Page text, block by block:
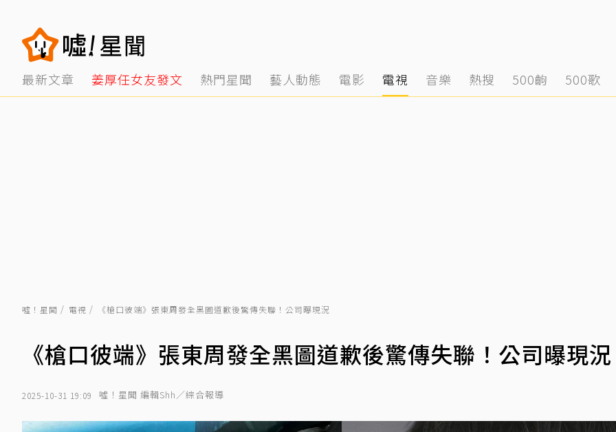
最新文章 姜厚任女友發文 熱門星聞 藝人動態 電影 電視 音樂 熱搜 500齣 500歌
噓！星聞 電視 《槍口彼端》張東周發全黑圖道歉後驚傳失聯！公司曝現況
《槍口彼端》張東周發全黑圖道歉後驚傳失聯！公司曝現況
2025-10-31 19:09 噓！星聞 編輯Shh／綜合報導